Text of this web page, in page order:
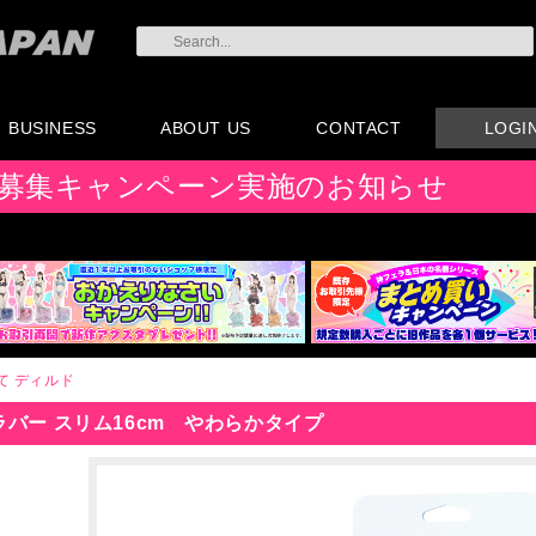
BUSINESS
登録
方法・卸売りにつ
注文書
ログ
物配布
店契約について
ABOUT US
取り扱い店リスト
CONTACT
お問い合わせ
付属品販売(一般のお
客様向け)
アイディア募集
集キャンペーン実施のお知らせ
ディルド
バー スリム16cm やわらかタイプ